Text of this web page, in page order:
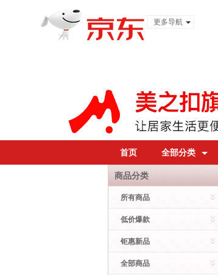
更多导航
首页 全部分类
商品分类
所有商品
低价爆款
钜惠新品
全部商品